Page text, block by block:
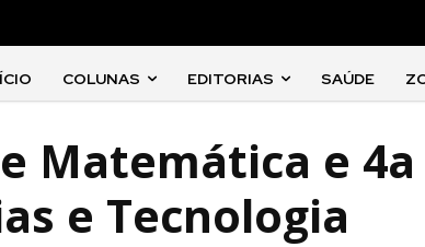
COLUNAS EDITORIAS SAÚDE
Matemática e 4a
e Tecnologia